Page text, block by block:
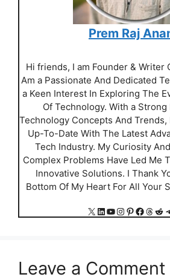
Prem Raj
Hi friends, I am Founder & Writer
Am a Passionate And Dedicated
a Keen Interest In Exploring The
Of Technology. With a Strong
Technology Concepts And Trends,
Up-To-Date With The Latest
Tech Industry. My Curiosity
Complex Problems Have Led Me
Innovative Solutions. I Thank
Bottom Of My Heart For All Your
X LinkedIn YouTube Instagram Pinterest Facebook Threads Reddit
Leave a Comment